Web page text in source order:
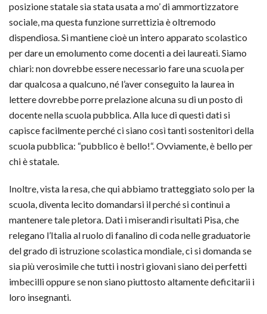
posizione statale sia stata usata a mo’ di ammortizzatore
sociale, ma questa funzione surrettizia è oltremodo
dispendiosa. Si mantiene cioè un intero apparato scolastico
per dare un emolumento come docenti a dei laureati. Siamo
chiari: non dovrebbe essere necessario fare una scuola per
dar qualcosa a qualcuno, né l’aver conseguito la laurea in
lettere dovrebbe porre prelazione alcuna su di un posto di
docente nella scuola pubblica. Alla luce di questi dati si
capisce facilmente perché ci siano così tanti sostenitori della
scuola pubblica: “pubblico è bello!“. Ovviamente, è bello per
chi è statale.
Inoltre, vista la resa, che qui abbiamo tratteggiato solo per la
scuola, diventa lecito domandarsi il perché si continui a
mantenere tale pletora. Dati i miserandi risultati Pisa, che
relegano l’Italia al ruolo di fanalino di coda nelle graduatorie
del grado di istruzione scolastica mondiale, ci si domanda se
sia più verosimile che tutti i nostri giovani siano dei perfetti
imbecilli oppure se non siano piuttosto altamente deficitarii i
loro insegnanti.